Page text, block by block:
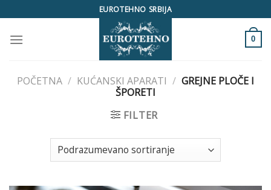
to
content
EUROTEHNO SRBIJA
0
POČETNA / KUĆANSKI APARATI / GREJNE PLOČE I
ŠPORETI
FILTER